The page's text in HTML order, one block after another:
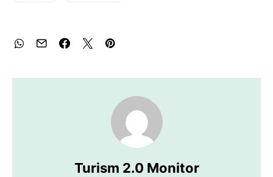
Turism 2.0 Monitor